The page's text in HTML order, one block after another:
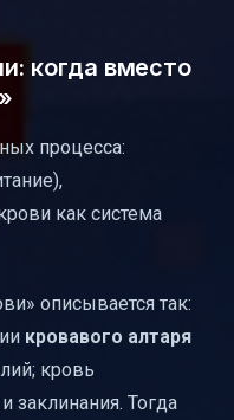
когда вместо
процесса:
как система
описывается так:
кровавого алтаря
кровь
заклинания. Тогда